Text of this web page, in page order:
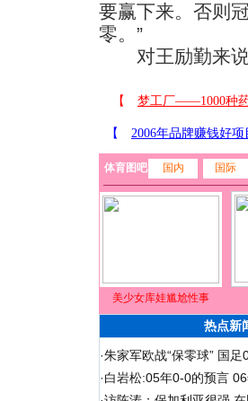
要赢下来。否则
零。”
对王励勤来说
体育图吧 国内 国际
美少女库娃尴尬性事
热点新
·朱家军欧战“保零球” 国
·白岩松:05年0-0的预言